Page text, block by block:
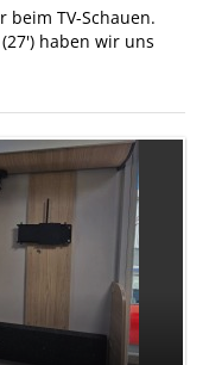
beim TV-Schauen.
haben wir uns